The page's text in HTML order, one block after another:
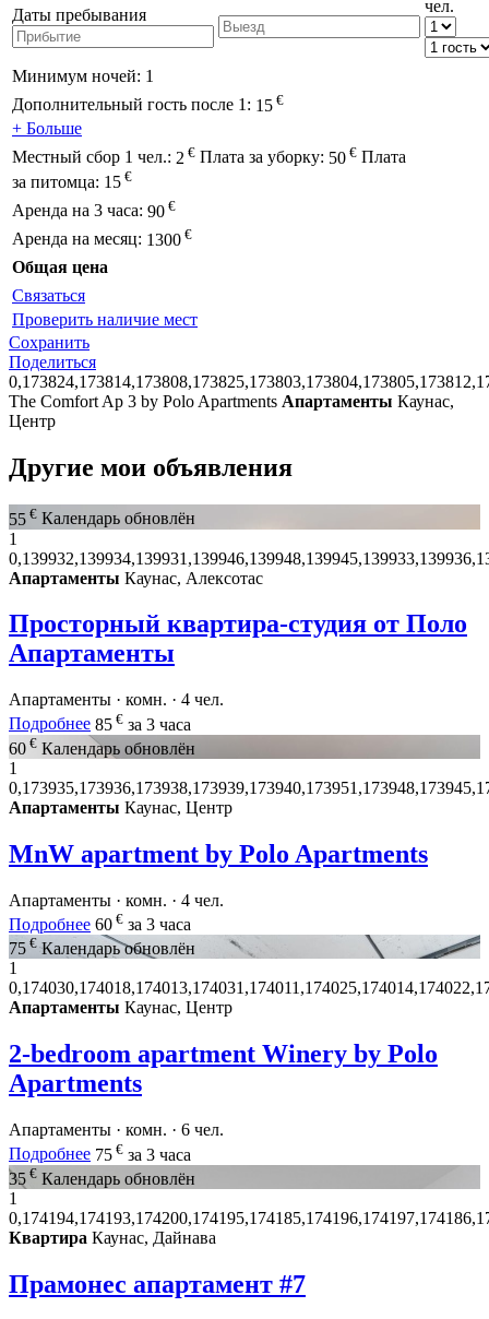
Даты пребывания чел.
Минимум ночей: 1
Дополнительный гость после 1: 15 €
+ Больше
Местный сбор 1 чел.: 2 € Плата за уборку: 50 € Плата
за питомца: 15 €
Аренда на 3 часа: 90 €
Аренда на месяц: 1300 €
Общая цена
Связаться
Проверить наличие мест
Сохранить
Поделиться
The Comfort Ap 3 by Polo Apartments Апартаменты Каунас,
Центр
Другие мои объявления
55 € Календарь обновлён
1
Апартаменты Каунас, Алексотас
Просторный квартира-студия от Поло
Апартаменты
Апартаменты · комн. · 4 чел.
Подробнее 85 € за 3 часа
60 € Календарь обновлён
1
Апартаменты Каунас, Центр
MnW apartment by Polo Apartments
Апартаменты · комн. · 4 чел.
Подробнее 60 € за 3 часа
75 € Календарь обновлён
1
Апартаменты Каунас, Центр
2-bedroom apartment Winery by Polo
Apartments
Апартаменты · комн. · 6 чел.
Подробнее 75 € за 3 часа
35 € Календарь обновлён
1
Квартира Каунас, Дайнава
Прамонес апартамент #7